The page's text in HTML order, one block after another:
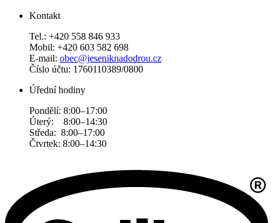
Kontakt
Tel.: +420 558 846 933
Mobil: +420 603 582 698
E-mail: obec@jeseniknadodrou.cz
Číslo účtu: 1760110389/0800
Úřední hodiny
Pondělí: 8:00–17:00
Úterý: 8:00–14:30
Středa: 8:00–17:00
Čtvrtek: 8:00–14:30